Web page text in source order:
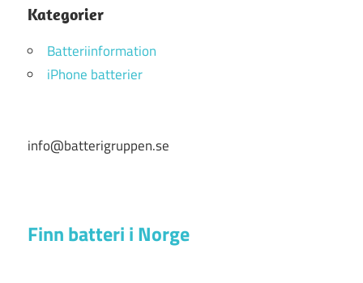
Kategorier
Batteriinformation
iPhone batterier
info@batterigruppen.se
Finn batteri i Norge